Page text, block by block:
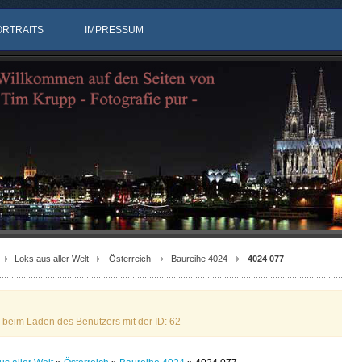
IMPRESSUM
Loks aus aller Welt Österreich Baureihe 4024 4024 077
Laden des Benutzers mit der ID: 62